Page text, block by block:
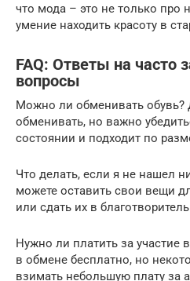
что мода – это не только про
умение находить красоту в
FAQ: Ответы на часто
вопросы
Можно ли обменивать обувь?
обменивать, но важно
состоянии и подходит по
Что делать, если я не нашел
можете оставить свои вещи
или сдать их в
Нужно ли платить за участие
в обмене бесплатно, но
взимать небольшую плату за